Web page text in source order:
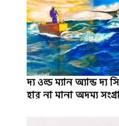
দ্য ওল্ড ম্যান অ্যান্ড দ্য
হার না মানা অদম্য